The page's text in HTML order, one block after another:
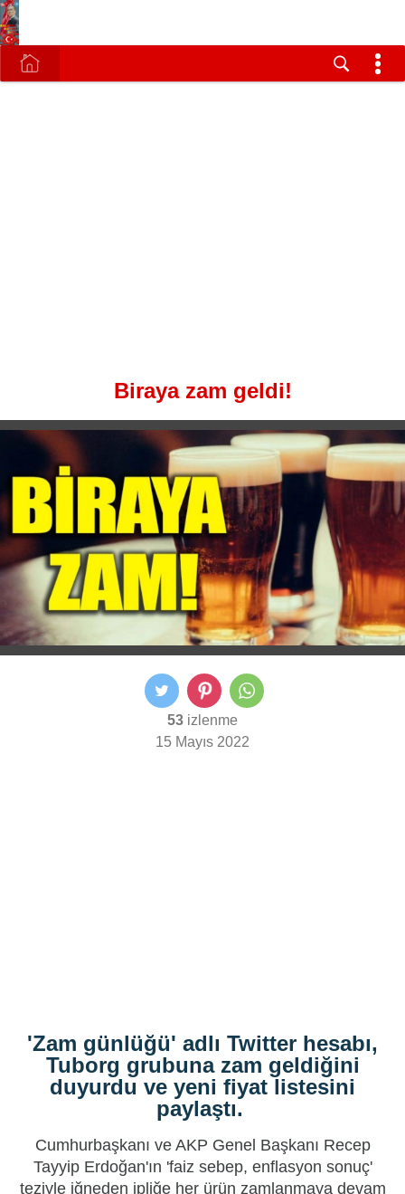
Biraya zam geldi!
53 izlenme
15 Mayıs 2022
'Zam günlüğü' adlı Twitter hesabı,
Tuborg grubuna zam geldiğini
duyurdu ve yeni fiyat listesini
paylaştı.
Cumhurbaşkanı ve AKP Genel Başkanı Recep
Tayyip Erdoğan'ın 'faiz sebep, enflasyon sonuç'
teziyle iğneden ipliğe her ürün zamlanmaya devam